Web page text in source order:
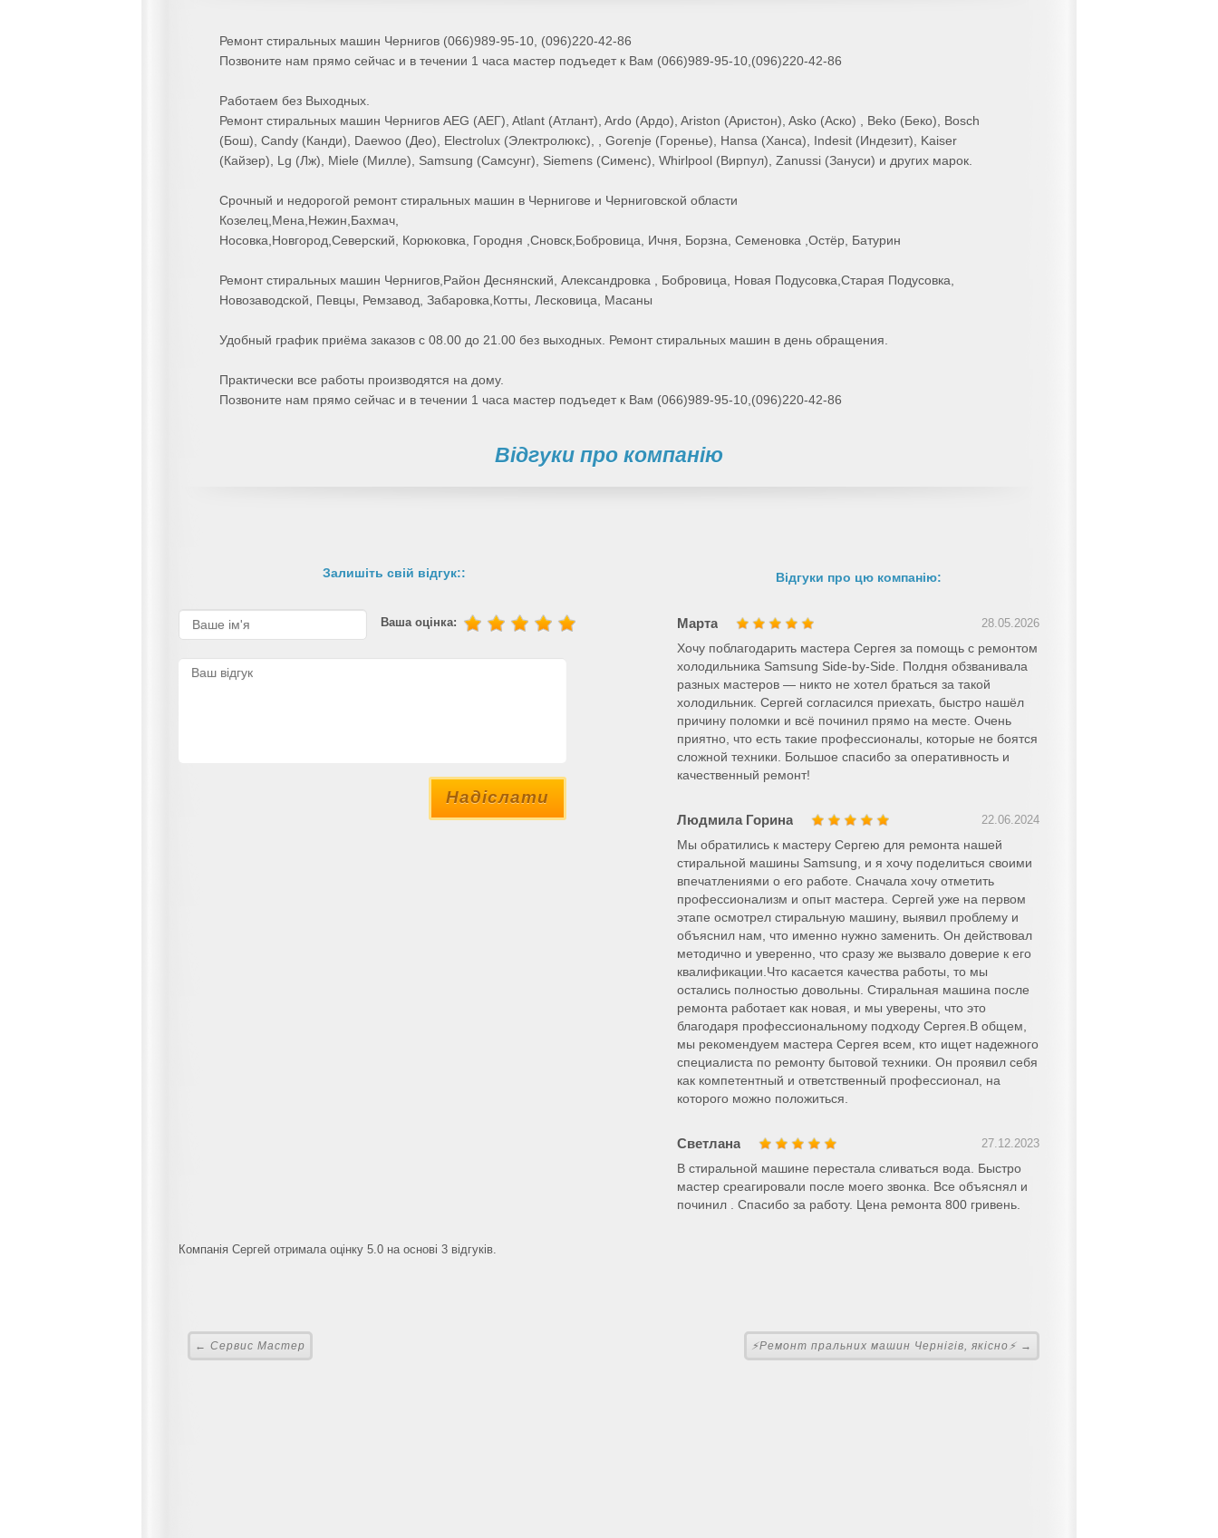
Ремонт стиральных машин Чернигов (066)989-95-10, (096)220-42-86
Позвоните нам прямо сейчас и в течении 1 часа мастер подъедет к Вам (066)989-95-10,(096)220-42-86
Работаем без Выходных.
Ремонт стиральных машин Чернигов AEG (АЕГ), Atlant (Атлант), Ardo (Ардо), Ariston (Аристон), Asko (Аско) , Beko (Беко), Bosch
(Бош), Candy (Канди), Daewoo (Део), Electrolux (Электролюкс), , Gorenje (Горенье), Hansa (Ханса), Indesit (Индезит), Kaiser
(Кайзер), Lg (Лж), Miele (Милле), Samsung (Самсунг), Siemens (Сименс), Whirlpool (Вирпул), Zanussi (Зануси) и других марок.
Срочный и недорогой ремонт стиральных машин в Чернигове и Черниговской области
Козелец‎,Мена,Нежин,Бахмач,
Носовка,Новгород,Северский, Корюковка, Городня ,Сновск,Бобровица, Ичня, Борзна, Семеновка ,Остёр, Батурин
Ремонт стиральных машин Чернигов,Район Деснянский, Александровка , Бобровица, Новая Подусовка,Старая Подусовка,
Новозаводской, Певцы, Ремзавод, Забаровка,Котты, Лесковица, Масаны
Удобный график приёма заказов с 08.00 до 21.00 без выходных. Ремонт стиральных машин в день обращения.
Практически все работы производятся на дому.
Позвоните нам прямо сейчас и в течении 1 часа мастер подъедет к Вам (066)989-95-10,(096)220-42-86
Відгуки про компанію
Залишіть свій відгук::
Ваша оцінка:
Надіслати
Відгуки про цю компанію:
Марта 28.05.2026
Хочу поблагодарить мастера Сергея за помощь с ремонтом
холодильника Samsung Side-by-Side. Полдня обзванивала
разных мастеров — никто не хотел браться за такой
холодильник. Сергей согласился приехать, быстро нашёл
причину поломки и всё починил прямо на месте. Очень
приятно, что есть такие профессионалы, которые не боятся
сложной техники. Большое спасибо за оперативность и
качественный ремонт!
Людмила Горина 22.06.2024
Мы обратились к мастеру Сергею для ремонта нашей
стиральной машины Samsung, и я хочу поделиться своими
впечатлениями о его работе. Сначала хочу отметить
профессионализм и опыт мастера. Сергей уже на первом
этапе осмотрел стиральную машину, выявил проблему и
объяснил нам, что именно нужно заменить. Он действовал
методично и уверенно, что сразу же вызвало доверие к его
квалификации.Что касается качества работы, то мы
остались полностью довольны. Стиральная машина после
ремонта работает как новая, и мы уверены, что это
благодаря профессиональному подходу Сергея.В общем,
мы рекомендуем мастера Сергея всем, кто ищет надежного
специалиста по ремонту бытовой техники. Он проявил себя
как компетентный и ответственный профессионал, на
которого можно положиться.
Светлана 27.12.2023
В стиральной машине перестала сливаться вода. Быстро
мастер среагировали после моего звонка. Все объяснял и
починил . Спасибо за работу. Цена ремонта 800 гривень.
Компанія Сергей отримала оцінку 5.0 на основі 3 відгуків.
← Сервис Мастер ⚡Ремонт пральних машин Чернігів, якiсно⚡ →